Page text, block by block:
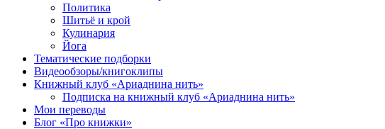
Политика
Шитьё и крой
Кулинария
Йога
Тематические подборки
Видеообзоры/книгоклипы
Книжный клуб «Ариаднина нить»
Подписка на книжный клуб «Ариаднина нить»
Мои переводы
Блог «Про книжки»